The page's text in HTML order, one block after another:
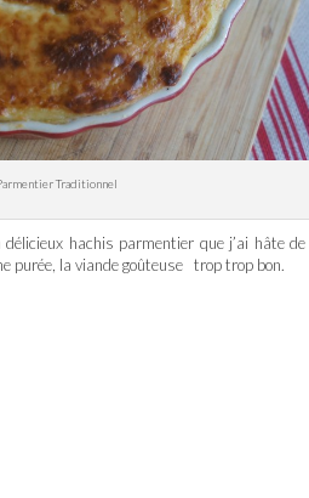
Traditionnel
hachis parmentier que j’ai hâte de
purée, la viande goûteuse trop trop bon.